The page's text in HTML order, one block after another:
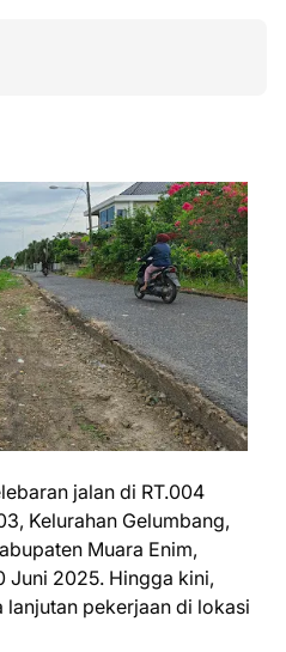
jalan di RT.004
Kelurahan Gelumbang,
Muara Enim,
Juni 2025. Hingga kini,
pekerjaan di lokasi